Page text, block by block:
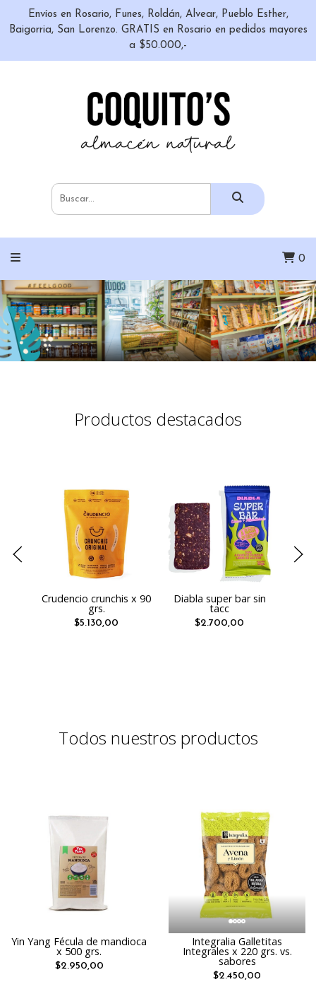
Envíos en Rosario, Funes, Roldán, Alvear, Pueblo Esther,
Baigorria, San Lorenzo. GRATIS en Rosario en pedidos mayores
a $50.000,-
0
Productos destacados
Crudencio crunchis x 90
grs.
$5.130,00
Diabla super bar sin
tacc
$2.700,00
Todos nuestros productos
Yin Yang Fécula de mandioca
x 500 grs.
$2.950,00
Integralia Galletitas
Integrales x 220 grs. vs.
sabores
$2.450,00